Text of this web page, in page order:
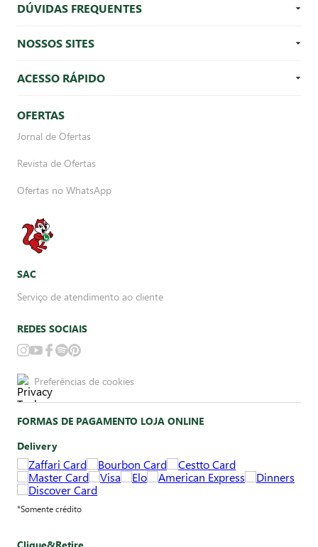
DÚVIDAS FREQUENTES
NOSSOS SITES
ACESSO RÁPIDO
OFERTAS
Jornal de Ofertas
Revista de Ofertas
Ofertas no WhatsApp
SAC
Serviço de atendimento ao cliente
REDES SOCIAIS
Preferências de cookies
FORMAS DE PAGAMENTO LOJA ONLINE
Delivery
*Somente crédito